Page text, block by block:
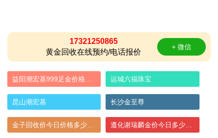
17321250865
黄金回收在线预约/电话报价
+ 微信
运城六福珠宝
昆山潮宏基 长沙金至尊